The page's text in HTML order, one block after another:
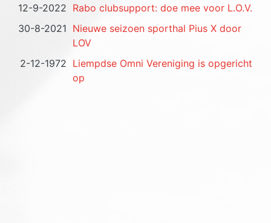
12-9-2022 Rabo clubsupport: doe mee voor L.O.V.
30-8-2021 Nieuwe seizoen sporthal Pius X door
LOV
2-12-1972 Liempdse Omni Vereniging is opgericht
op